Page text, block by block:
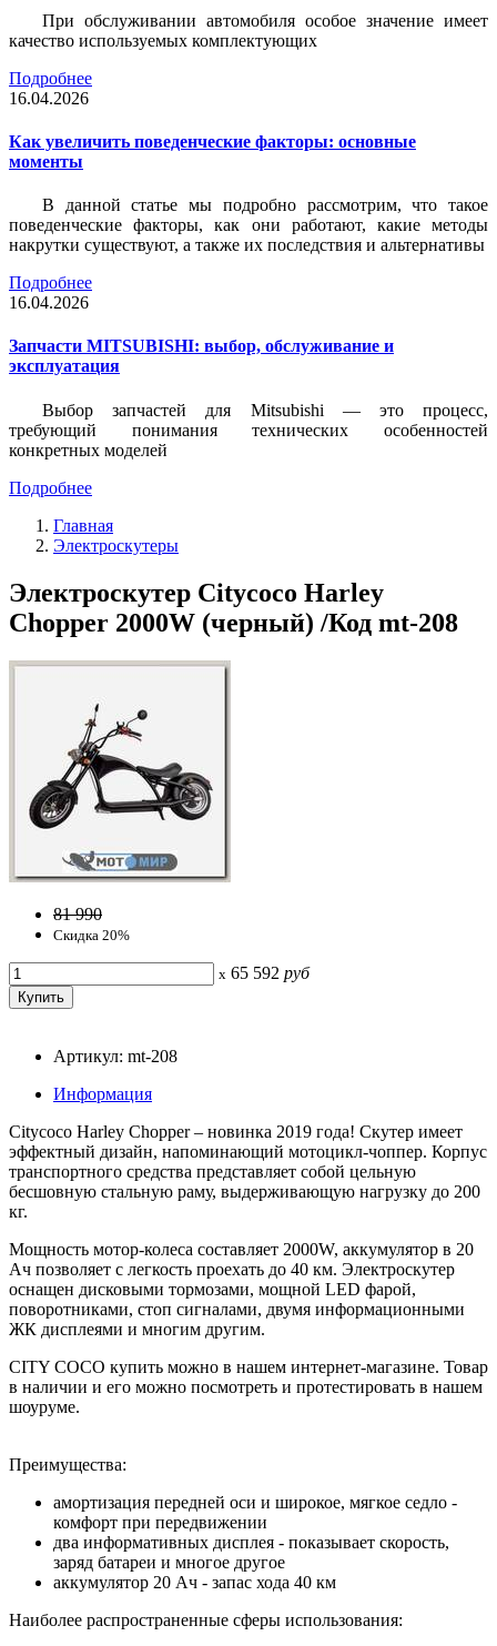
При обслуживании автомобиля особое значение имеет
качество используемых комплектующих
Подробнее
16.04.2026
Как увеличить поведенческие факторы: основные
моменты
В данной статье мы подробно рассмотрим, что такое
поведенческие факторы, как они работают, какие методы
накрутки существуют, а также их последствия и альтернативы
Подробнее
16.04.2026
Запчасти MITSUBISHI: выбор, обслуживание и
эксплуатация
Выбор запчастей для Mitsubishi — это процесс,
требующий понимания технических особенностей
конкретных моделей
Подробнее
Главная
Электроскутеры
Электроскутер Citycoco Harley
Chopper 2000W (черный) /Код mt-208
81 990
Скидка 20%
x 65 592 руб
Артикул: mt-208
Информация
Citycoco Harley Chopper – новинка 2019 года! Скутер имеет
эффектный дизайн, напоминающий мотоцикл-чоппер. Корпус
транспортного средства представляет собой цельную
бесшовную стальную раму, выдерживающую нагрузку до 200
кг.
Мощность мотор-колеса составляет 2000W, аккумулятор в 20
Ач позволяет с легкость проехать до 40 км. Электроскутер
оснащен дисковыми тормозами, мощной LED фарой,
поворотниками, стоп сигналами, двумя информационными
ЖК дисплеями и многим другим.
CITY COCO купить можно в нашем интернет-магазине. Товар
в наличии и его можно посмотреть и протестировать в нашем
шоуруме.
Преимущества:
амортизация передней оси и широкое, мягкое седло -
комфорт при передвижении
два информативных дисплея - показывает скорость,
заряд батареи и многое другое
аккумулятор 20 Ач - запас хода 40 км
Наиболее распространенные сферы использования: